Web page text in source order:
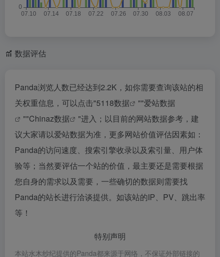
数据评估
Panda浏览人数已经达到2.2K，如你需要查询该站的相
关权重信息，可以点击"5118数据 ""爱站数据
""Chinaz数据
"进入；以目前的网站数据参考，建
议大家请以爱站数据为准，更多网站价值评估因素如：
Panda的访问速度、搜索引擎收录以及索引量、用户体
验等；当然要评估一个站的价值，最主要还是需要根据
您自身的需求以及需要，一些确切的数据则需要找
Panda的站长进行洽谈提供。如该站的IP、PV、跳出率
等！
特别声明
本站水木纱纪提供的Panda都来源于网络，不保证外部链接的